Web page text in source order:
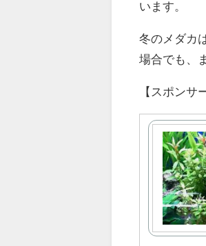
います。
冬のメダカ
場合でも、
【スポンサ